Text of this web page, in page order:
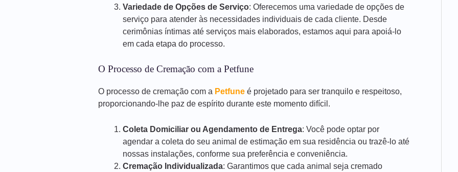
Variedade de Opções de Serviço: Oferecemos uma variedade de opções de
serviço para atender às necessidades individuais de cada cliente. Desde
cerimônias íntimas até serviços mais elaborados, estamos aqui para apoiá-lo
em cada etapa do processo.
O Processo de Cremação com a Petfune
O processo de cremação com a Petfune é projetado para ser tranquilo e respeitoso,
proporcionando-lhe paz de espírito durante este momento difícil.
Coleta Domiciliar ou Agendamento de Entrega: Você pode optar por
agendar a coleta do seu animal de estimação em sua residência ou trazê-lo até
nossas instalações, conforme sua preferência e conveniência.
Cremação Individualizada: Garantimos que cada animal seja cremado